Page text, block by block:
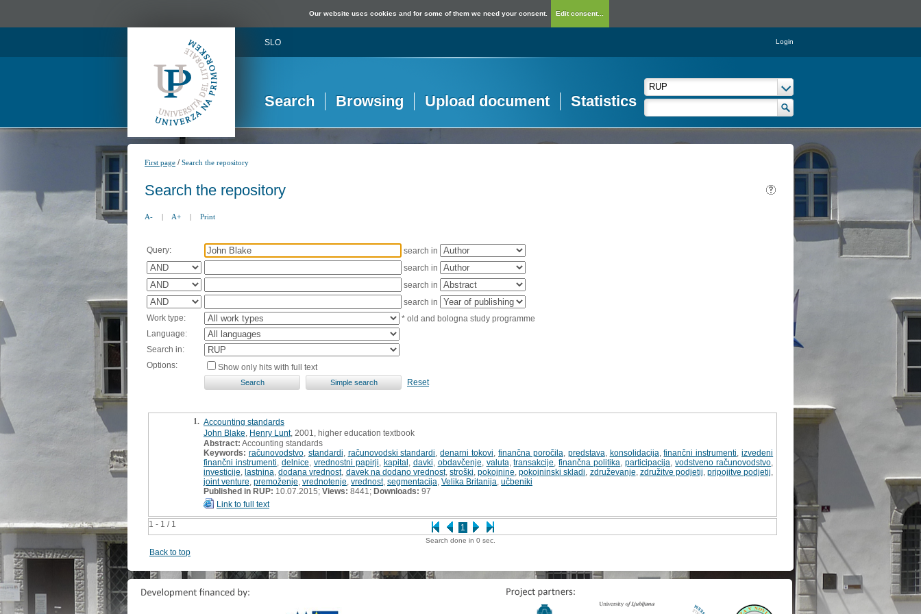
Our website uses cookies and for some of them we need your consent. Edit consent...
SLO Login
Search Browsing Upload document Statistics
First page /Search the repository
Search the repository
A- | A+ | Print
Query:
search in
search in
search in
search in
Work type:
* old and bologna study programme
Language:
Search in:
Options:
Show only hits with full text
Reset
1 - 1 / 1 1
1. Accounting standards
John Blake Henry Lunt, 2001, higher education textbook
Abstract: Accounting standards
Keywords: računovodstvo, standardi računovodski standardi ,denarni tokovi ,finančna poročila predstava konsolidacija ,finančni instrumenti ,izvedeni
finančni instrumenti delnice vrednostni papirji kapital davki obdavčenje valuta ,transakcije ,finančna politika ,participacija ,vodstveno računovodstvo
investicije ,lastnina ,dodana vrednost, davek na dodano vrednost, stroški ,pokojnine ,pokojninski skladi združevanje združitve podjetij pripojitve podjetij
joint venture premoženje vrednotenje vrednost, segmentacija Velika Britanija učbeniki
Published in RUP: 10.07.2015; Views: 8441; Downloads: 97
Link to full text
Search done in 0 sec.
Back to top